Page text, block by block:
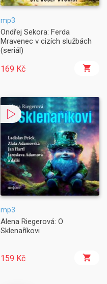
mp3
Ondřej Sekora: Ferda
Mravenec v cizích službách
(seriál)
169 Kč
mp3
Alena Riegerová: O
Sklenaříkovi
159 Kč